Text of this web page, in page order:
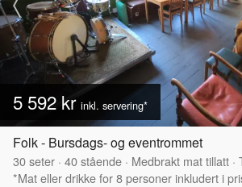
5 592 kr inkl. servering*
Folk - Bursdags- og eventrommet
30seter · 40stående · Medbrakt mat tillatt ·
*Mat eller drikke for 8 personer inkludert i